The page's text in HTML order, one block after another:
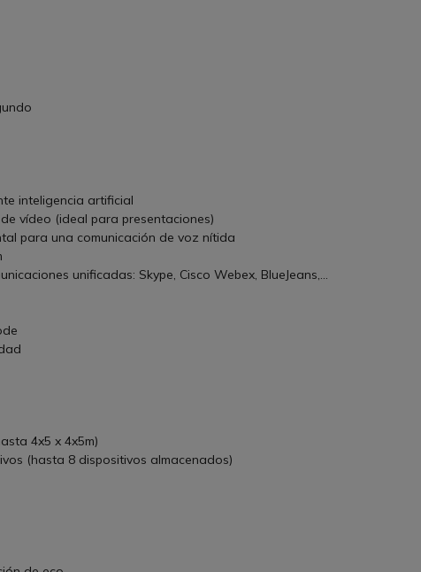
inteligencia artificial
vídeo (ideal para presentaciones)
para una comunicación de voz nítida
unificadas: Skype, Cisco Webex, BlueJeans,...
4x5 x 4x5m)
(hasta 8 dispositivos almacenados)